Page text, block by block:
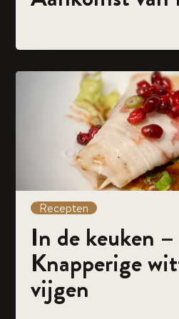
Recepten
In de keuken –
Knapperige
vijgen